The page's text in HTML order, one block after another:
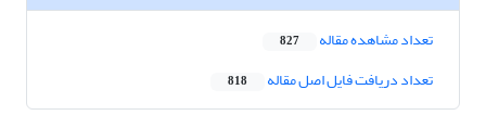
تعداد مشاهده مقاله 827
تعداد دریافت فایل اصل مقاله 818